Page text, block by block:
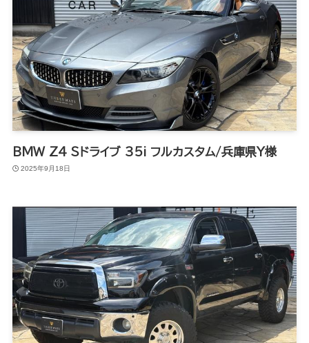
BMW Z4 Sドライブ 35i フルカスタム/兵庫県Y様
2025年9月18日